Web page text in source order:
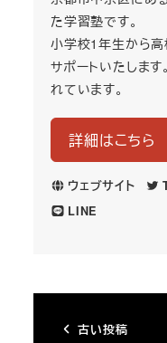
た学習塾です。
小学校1年生から
サポートいたします
れています。
詳細はこちら
ウェブサイト
LINE
古い投稿